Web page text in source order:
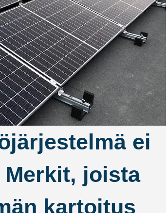
ei
joista
kartoitus